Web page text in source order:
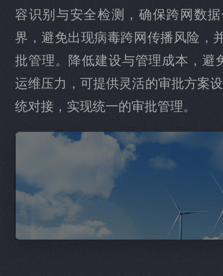
容识别与安全检测，确保跨网数
界，避免出现病毒跨网传播风险，
批管理。降低建设与管理成本，避
运维压力，可提供灵活的审批方案
统对接，实现统一的审批管理。